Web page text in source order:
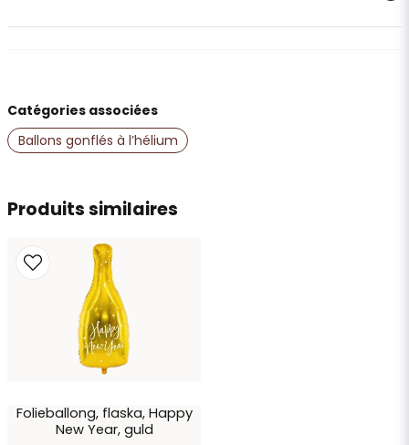
name
Nom
email
Adresse e-mail
Oui, vous pouvez publier ma question
Produits similaires
Folieballong, flaska, Happy
New Year, guld
Catégories associées
Ballons gonflés à l’hélium